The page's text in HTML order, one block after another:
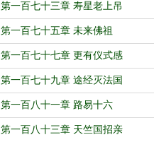
第一百七十三章 寿星老上吊
第一百七十五章 未来佛祖
第一百七十七章 更有仪式感
第一百七十九章 途经灭法国
第一百八十一章 路易十六
第一百八十三章 天竺国招亲